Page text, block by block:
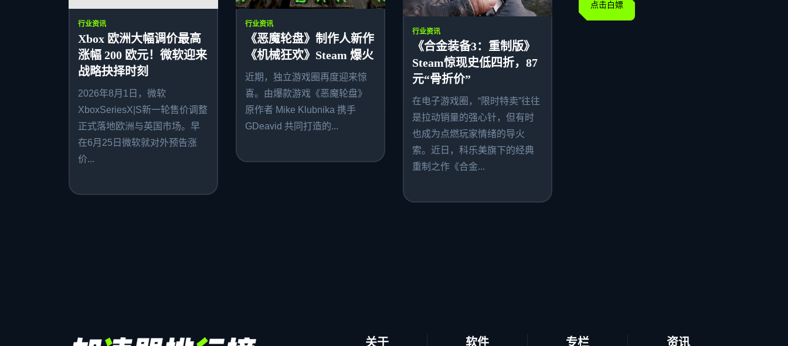
行业资讯
Xbox 欧洲大幅调价最高
涨幅 200 欧元！微软迎来
战略抉择时刻
2026年8月1日，微软
XboxSeriesX|S新一轮售价调整
正式落地欧洲与英国市场。早
在6月25日微软就对外预告涨
价...
行业资讯
《恶魔轮盘》制作人新作
《机械狂欢》Steam 爆火
近期，独立游戏圈再度迎来惊
喜。由爆款游戏《恶魔轮盘》
原作者 Mike Klubnika 携手
GDeavid 共同打造的...
行业资讯
《合金装备3：重制版》
Steam惊现史低四折，87
元“骨折价”
在电子游戏圈，“限时特卖”往往
是拉动销量的强心针，但有时
也成为点燃玩家情绪的导火
索。近日，科乐美旗下的经典
重制之作《合金...
点击白嫖
关于 软件 专栏 资讯